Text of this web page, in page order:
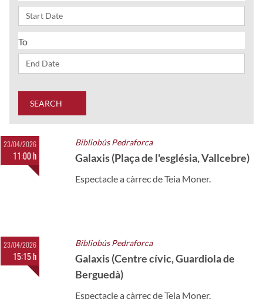
To
SEARCH
23/04/2026
11:00 h
Bibliobús Pedraforca
Galaxis (Plaça de l'església, Vallcebre)
Espectacle a càrrec de Teia Moner.
23/04/2026
15:15 h
Bibliobús Pedraforca
Galaxis (Centre cívic, Guardiola de
Berguedà)
Espectacle a càrrec de Teia Moner.